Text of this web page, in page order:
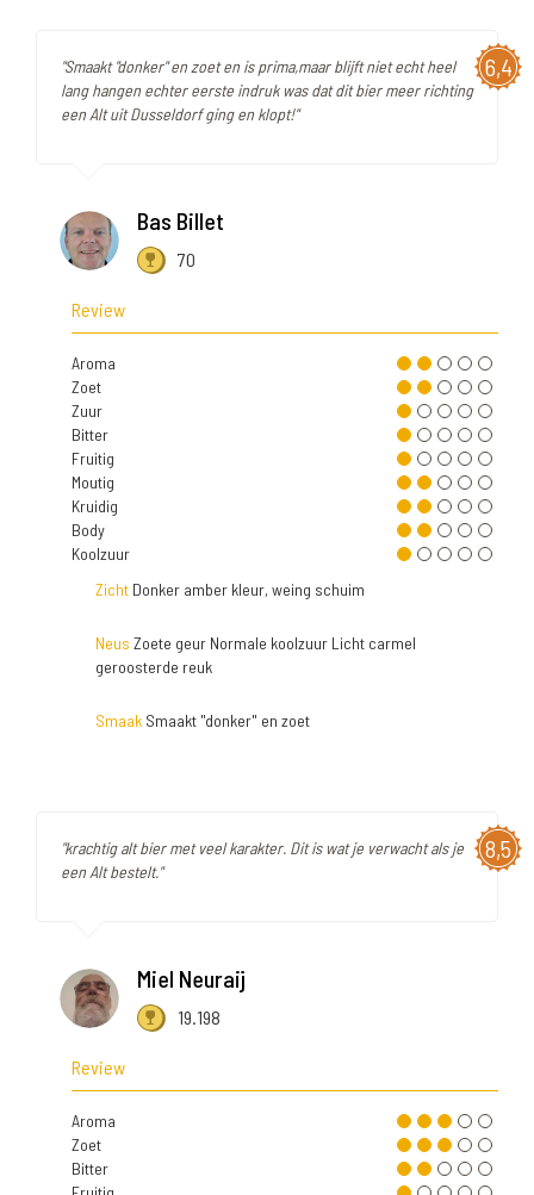
6,4
"Smaakt "donker" en zoet en is prima,maar blijft niet echt heel
lang hangen echter eerste indruk was dat dit bier meer richting
een Alt uit Dusseldorf ging en klopt!"
Bas Billet
70
Review
Aroma
Zoet
Zuur
Bitter
Fruitig
Moutig
Kruidig
Body
Koolzuur
Zicht Donker amber kleur, weing schuim
Neus Zoete geur Normale koolzuur Licht carmel
geroosterde reuk
Smaak Smaakt "donker" en zoet
8,5
"krachtig alt bier met veel karakter. Dit is wat je verwacht als je
een Alt bestelt."
Miel Neuraij
19.198
Review
Aroma
Zoet
Bitter